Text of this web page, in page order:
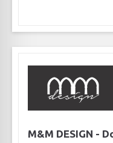
M&M DESIGN -